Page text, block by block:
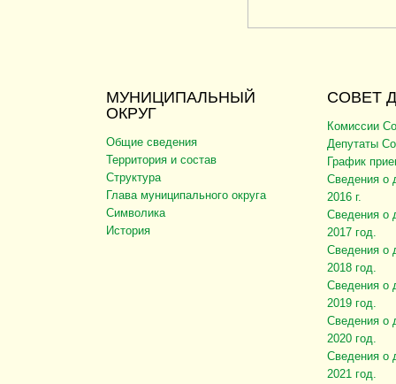
МУНИЦИПАЛЬНЫЙ
ОКРУГ
Общие сведения
Территория и состав
Структура
Глава муниципального округа
Символика
История
СОВЕТ
Комиссии
Депутаты
График
Сведения о
2016 г.
Сведения о
2017 год.
Сведения о
2018 год.
Сведения о
2019 год.
Сведения о
2020 год.
Сведения о
2021 год.